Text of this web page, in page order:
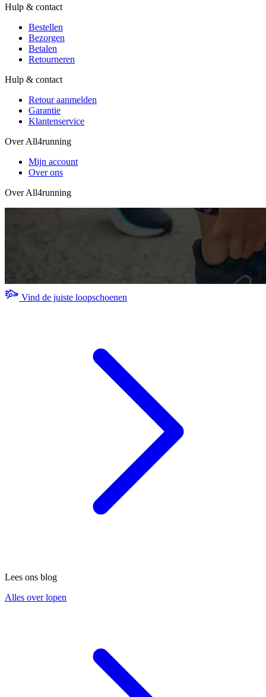
Hulp & contact
Bestellen
Bezorgen
Betalen
Retourneren
Hulp & contact
Retour aanmelden
Garantie
Klantenservice
Over All4running
Mijn account
Over ons
Over All4running
Vind de juiste loopschoenen
Lees ons blog
Alles over lopen